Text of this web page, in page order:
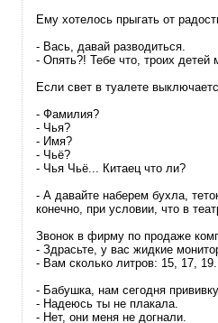
Ему хотелось прыгать от
- Вась, давай разводиться.
- Опять?! Тебе что, троих детей
Если свет в туалете
- Фамилия?
- Чья?
- Имя?
- Чьё?
- Чья Чьё... Китаец что ли?
- А давайте наберем бухла,
конечно, при условии, что в
Звонок в фирму по продаже
- Здрасьте, у вас жидкие
- Вам сколько литров: 15, 17,
- Бабушка, нам сегодня
- Надеюсь ты не плакала.
- Нет, они меня не догнали.